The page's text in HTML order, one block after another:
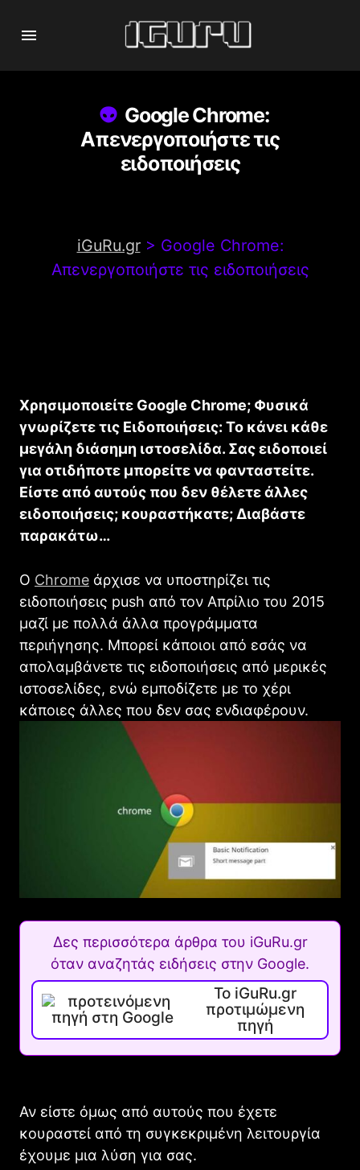
Google Chrome:
Απενεργοποιήστε τις
ειδοποιήσεις
iGuRu.gr> Google Chrome:
Απενεργοποιήστε τις ειδοποιήσεις
Χρησιμοποιείτε Google Chrome; Φυσικά
γνωρίζετε τις Ειδοποιήσεις: Το κάνει κάθε
μεγάλη διάσημη ιστοσελίδα. Σας ειδοποιεί
για οτιδήποτε μπορείτε να φανταστείτε.
Είστε από αυτούς που δεν θέλετε άλλες
ειδοποιήσεις; κουραστήκατε; Διαβάστε
παρακάτω…
Ο Chrome άρχισε να υποστηρίζει τις
ειδοποιήσεις push από τον Απρίλιο του 2015
μαζί με πολλά άλλα προγράμματα
περιήγησης. Μπορεί κάποιοι από εσάς να
απολαμβάνετε τις ειδοποιήσεις από μερικές
ιστοσελίδες, ενώ εμποδίζετε με το χέρι
κάποιες άλλες που δεν σας ενδιαφέρουν.
Δες περισσότερα άρθρα του iGuRu.gr
όταν αναζητάς ειδήσεις στην Google.
Το iGuRu.gr
προτιμώμενη
πηγή
Αν είστε όμως από αυτούς που έχετε
κουραστεί από τη συγκεκριμένη λειτουργία
έχουμε μια λύση για σας.